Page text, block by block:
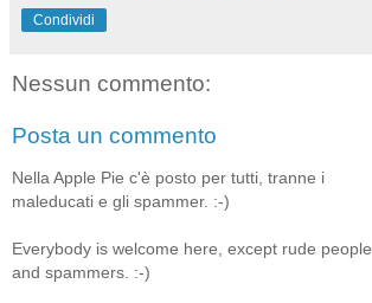
Condividi
Nessun commento:
Posta un commento
Nella Apple Pie c'è posto per tutti, tranne i
maleducati e gli spammer. :-)
Everybody is welcome here, except rude people
and spammers. :-)